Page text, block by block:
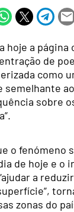
hoje a página
de
como
semelhante
sobre
o fenómeno
de hoje e o
a
zonas do